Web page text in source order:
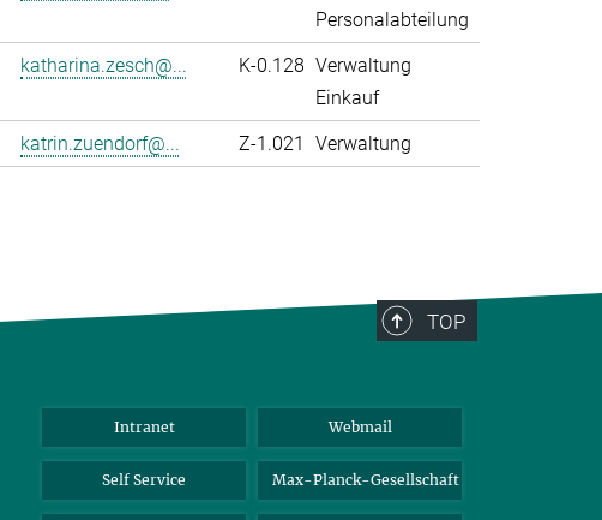
Personalabteilung
katharina.zesch@... K-0.128 Verwaltung
Einkauf
katrin.zuendorf@... Z-1.021 Verwaltung
TOP
Intranet Webmail
Self Service Max-Planck-Gesellschaft